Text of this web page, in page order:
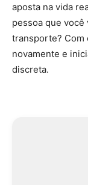
aposta na vida
pessoa que você
transporte? Com
novamente e
discreta.